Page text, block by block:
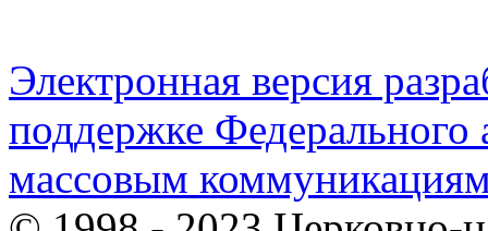
Электронная версия
поддержке Федерального
массовым